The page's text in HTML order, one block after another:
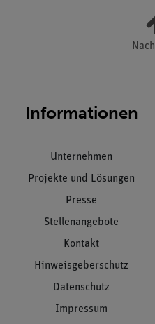
Informationen
Unternehmen
Projekte und Lösungen
Presse
Stellenangebote
Kontakt
Hinweisgeberschutz
Datenschutz
Impressum